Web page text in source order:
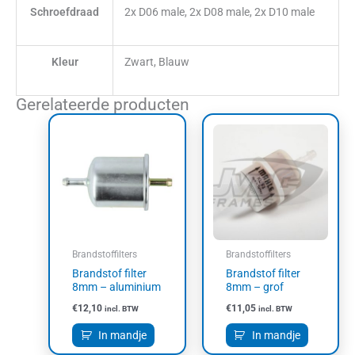
Schroefdraad 2x D06 male, 2x D08 male, 2x D10 male
Kleur Zwart, Blauw
Gerelateerde producten
Brandstoffilters
Brandstof filter
8mm – aluminium
€12,10 incl. BTW
In mandje
Brandstoffilters
Brandstof filter
8mm – grof
€11,05 incl. BTW
In mandje